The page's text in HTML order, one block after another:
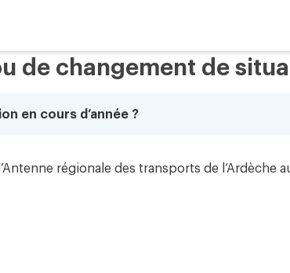
de changement de
en cours d’année ?
régionale des transports de